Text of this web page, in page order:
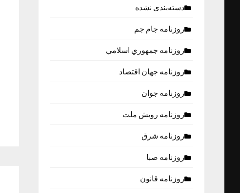
دسته‌بندی نشده
روزنامه جام جم
روزنامه جمهوري اسلامي
روزنامه جهان اقتصاد
روزنامه جوان
روزنامه رویش ملت
روزنامه شرق
روزنامه صبا
روزنامه قانون